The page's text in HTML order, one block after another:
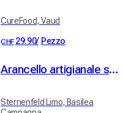
CureFood, Vaud
CHF 29.90/ Pezzo
Arancello artigianale svizzero
Sternenfeld Limo, Basilea